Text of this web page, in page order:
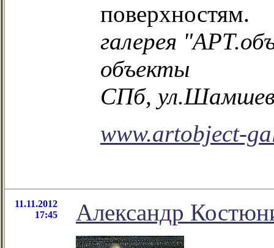
поверхностям.
галерея
объекты
СПб,
www.artobject-
11.11.2012
17:45
Александр